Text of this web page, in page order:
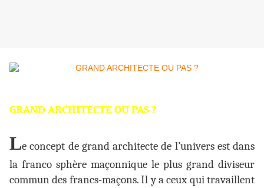
GRAND ARCHITECTE OU PAS ?
Le concept de grand architecte de l’univers est dans
la franco sphère maçonnique le plus grand diviseur
commun des francs-maçons. Il y a ceux qui travaillent